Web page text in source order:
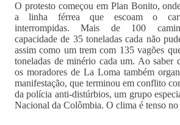
O protesto começou em Plan Bonito,
a linha férrea que escoam o
interrompidas. Mais de 100
capacidade de 35 toneladas cada não
assim como um trem com 135 vagões
toneladas de minério cada um. Ao saber
os moradores de La Loma também
manifestação, que terminou em conflito
da polícia anti-distúrbios, um grupo
Nacional da Colômbia. O clima é tenso no